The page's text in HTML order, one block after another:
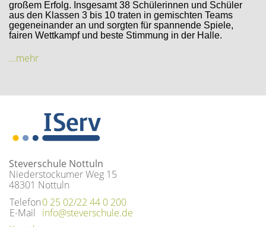
großem Erfolg. Insgesamt 38 Schülerinnen und Schüler
aus den Klassen 3 bis 10 traten in gemischten Teams
gegeneinander an und sorgten für spannende Spiele,
fairen Wettkampf und beste Stimmung in der Halle.
...mehr
Steverschule Nottuln
Niederstockumer Weg 15
48301 Nottuln
Telefon
E-Mail
0 25 02/22 44 0 200
info@steverschule.de